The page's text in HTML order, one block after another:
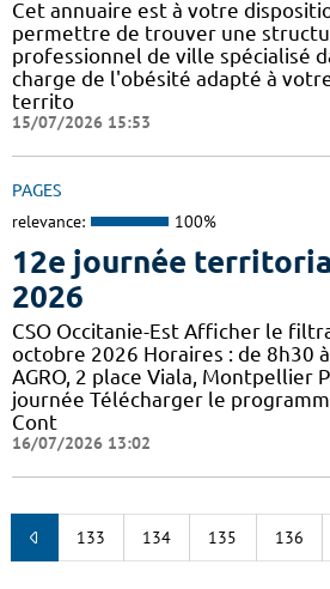
Cet annuaire est à votre
permettre de trouver une
professionnel de ville spécialisé
charge de l'obésité adapté à
territo
15/07/2026 15:53
PAGES
relevance: 100%
12e journée
2026
CSO Occitanie-Est Afficher le
octobre 2026 Horaires : de 8h30 à
AGRO, 2 place Viala, Montpellier
journée Télécharger le
Cont
16/07/2026 13:02
133 134 135 136